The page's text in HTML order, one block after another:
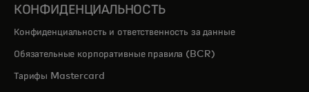
КОНФИДЕНЦИАЛЬНОСТЬ
Конфиденциальность и ответственность за данные
Обязательные корпоративные правила (BCR)
Тарифы Mastercard